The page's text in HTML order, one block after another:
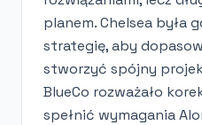
planem. Chelsea była
strategię, aby
stworzyć spójny
BlueCo rozważało
spełnić wymagania